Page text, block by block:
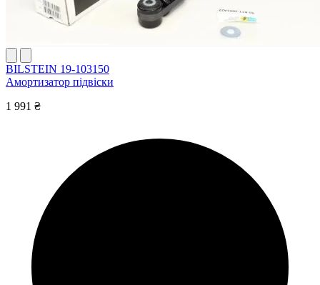
BILSTEIN 19-103150
Амортизатор підвіски
1 991 ₴